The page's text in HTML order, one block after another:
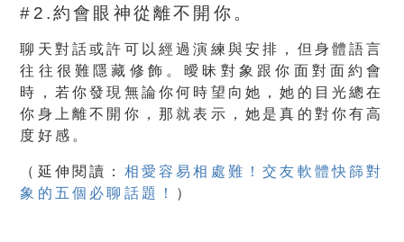
#2.約會眼神從離不開你。
聊天對話或許可以經過演練與安排，但身體語言
往往很難隱藏修飾。曖昧對象跟你面對面約會
時，若你發現無論你何時望向她，她的目光總在
你身上離不開你，那就表示，她是真的對你有高
度好感。
（ 延伸閱讀： 相愛容易相處難！交友軟體快篩對
象的五個必聊話題！
）